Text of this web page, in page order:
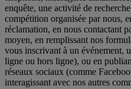
enquête, une activité de
compétition organisée par nous,
réclamation, en nous contactant
moyen, en remplissant nos
vous inscrivant à un événement,
ligne ou hors ligne), ou en
réseaux sociaux (comme
interagissant avec nos autres